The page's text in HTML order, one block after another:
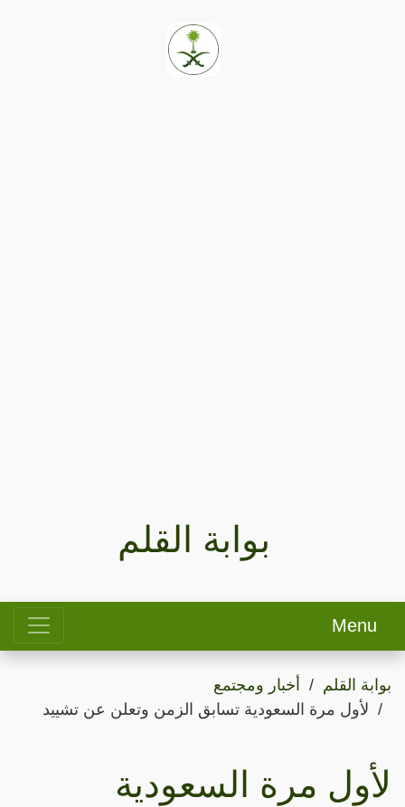
بوابة القلم
Menu
بوابة القلم
أخبار ومجتمع
لأول مرة السعودية تسابق الزمن وتعلن عن تشييد
لأول مرة السعودية